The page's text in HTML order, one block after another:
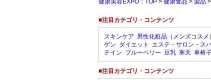
健康美容EXPO：TOP > 健康食品 > 製品 >
■注目カテゴリ・コンテンツ
スキンケア 男性化粧品（メンズコスメ）
ゲン ダイエット エステ・サロン・ス
テイン ブルーベリー 豆乳 寒天 車椅
■注目カテゴリ・コンテンツ